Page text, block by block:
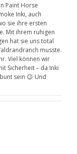
Paint Horse
Inki, auch
sie ihre ersten
Mit ihrem ruhigen
hat sie uns total
musste.
Viel können wir
Sicherheit – da Inki
sein 😉 Und